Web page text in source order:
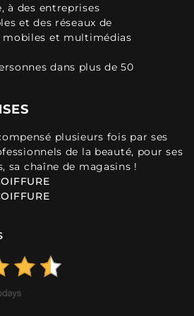
à des entreprises
et des réseaux de
et multimédias
dans plus de 50
plusieurs fois par ses
de la beauté, pour ses
sa chaîne de magasins !